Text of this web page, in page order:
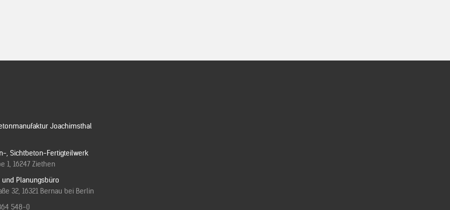
Joachimsthal
, Sichtbeton-Fertigteilwerk
1, 16247 Ziethen
Planungsbüro
32, 16321 Bernau bei Berlin
548-0